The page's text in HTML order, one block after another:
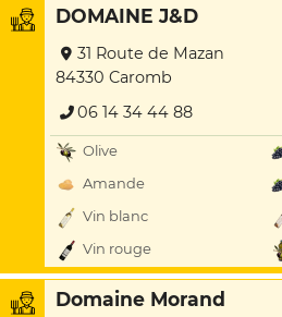
DOMAINE J&D
31 Route de Mazan
84330 Caromb
06 14 34 44 88
Olive
Amande
Vin blanc
Vin rouge
Domaine Morand